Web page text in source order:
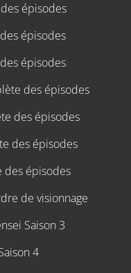
épisodes
épisodes
épisodes
des épisodes
des épisodes
des épisodes
des épisodes
de visionnage
Saison 3
4